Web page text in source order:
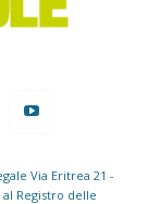
Via Eritrea 21 -
Registro delle